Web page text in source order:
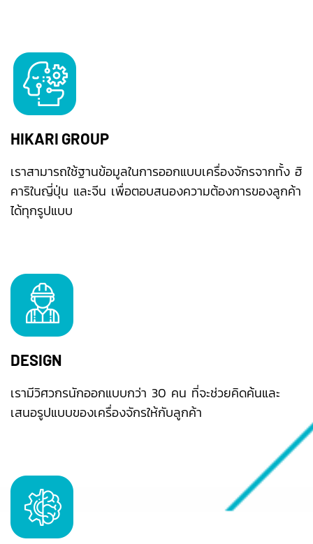
HIKARI GROUP
เราสามารถใช้ฐานข้อมูลในการออกแบบเครื่องจักรจากทั้ง ฮิ
คาริในญี่ปุ่น และจีน เพื่อตอบสนองความต้องการของลูกค้า
ได้ทุกรูปแบบ
DESIGN
เรามีวิศวกรนักออกแบบกว่า 30 คน ที่จะช่วยคิดค้นและ
เสนอรูปแบบของเครื่องจักรให้กับลูกค้า